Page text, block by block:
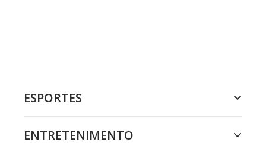
ESPORTES
ENTRETENIMENTO